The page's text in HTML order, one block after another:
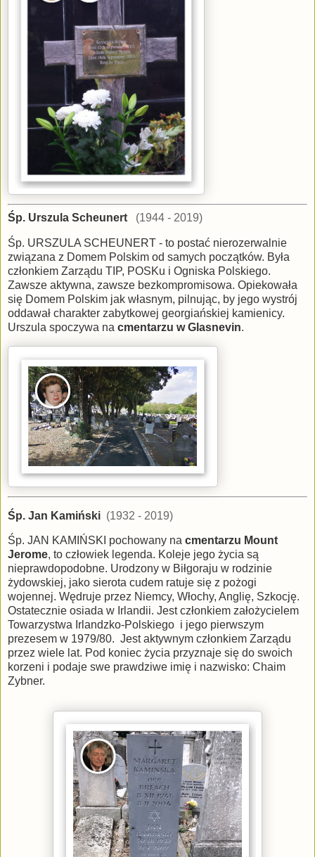
Śp. Urszula Scheunert (1944 - 2019)
Śp. URSZULA SCHEUNERT - to postać nierozerwalnie
związana z Domem Polskim od samych początków. Była
członkiem Zarządu TIP, POSKu i Ogniska Polskiego.
Zawsze aktywna, zawsze bezkompromisowa. Opiekowała
się Domem Polskim jak własnym, pilnując, by jego wystrój
oddawał charakter zabytkowej georgiańskiej kamienicy.
Urszula spoczywa na cmentarzu w Glasnevin.
Śp. Jan Kamiński (1932 - 2019)
Śp. JAN KAMIŃSKI pochowany na cmentarzu Mount
Jerome, to człowiek legenda. Koleje jego życia są
nieprawdopodobne. Urodzony w Biłgoraju w rodzinie
żydowskiej, jako sierota cudem ratuje się z pożogi
wojennej. Wędruje przez Niemcy, Włochy, Anglię, Szkocję.
Ostatecznie osiada w Irlandii. Jest członkiem założycielem
Towarzystwa Irlandzko-Polskiego i jego pierwszym
prezesem w 1979/80. Jest aktywnym członkiem Zarządu
przez wiele lat. Pod koniec życia przyznaje się do swoich
korzeni i podaje swe prawdziwe imię i nazwisko: Chaim
Zybner.